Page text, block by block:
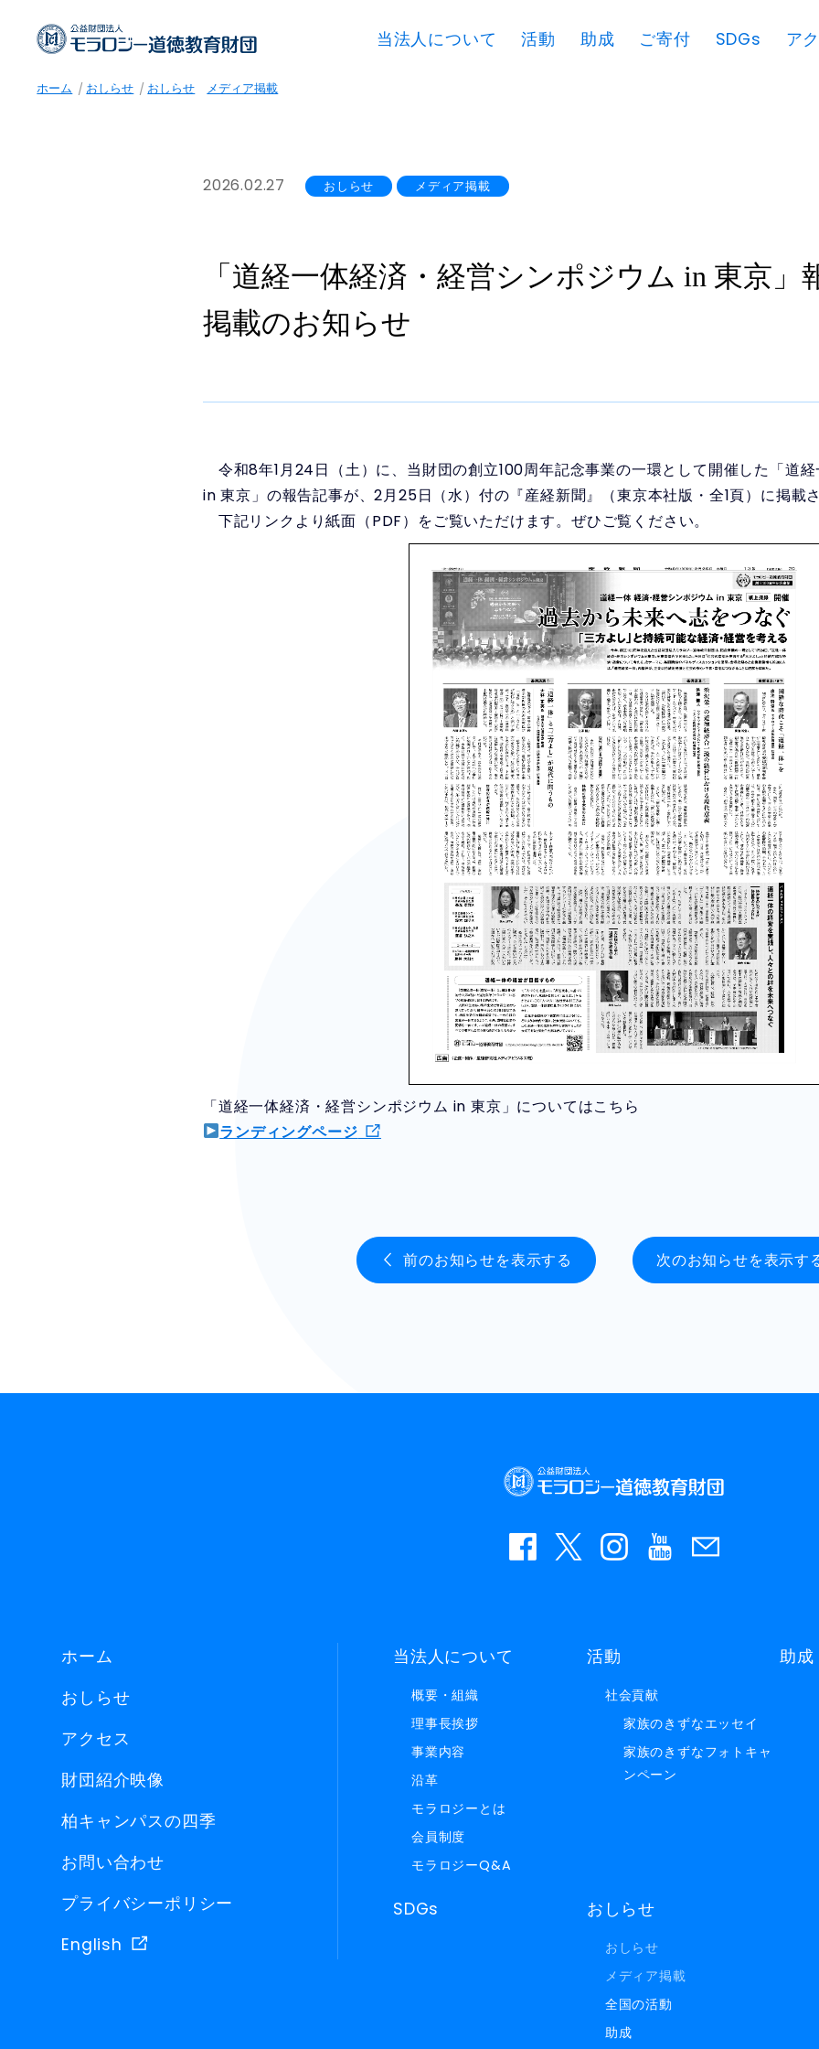
当法人について 活動 助成 ご寄付 SDGs ア
ホーム おしらせ おしらせ メディア掲載
2026.02.27 おしらせ メディア掲載
「道経一体経済・経営シンポジウム in 東京
掲載のお知らせ
令和8年1月24日（土）に、当財団の創立100周年記念事業の一環として開催した「道
in 東京」の報告記事が、2月25日（水）付の『産経新聞』（東京本社版・全1頁）に掲載さ
下記リンクより紙面（PDF）をご覧いただけます。ぜひご覧ください。
「道経一体経済・経営シンポジウム in 東京」についてはこちら
ランディングページ
前のお知らせを表示する 次のお知らせを表示す
ホーム
おしらせ
アクセス
財団紹介映像
柏キャンパスの四季
お問い合わせ
プライバシーポリシー
English
当法人について
概要・組織
理事長挨拶
事業内容
沿革
モラロジーとは
会員制度
モラロジーQ&A
活動
社会貢献
家族のきずなエッセイ
家族のきずなフォトキャ
ンペーン
助成
SDGs おしらせ
おしらせ
メディア掲載
全国の活動
助成